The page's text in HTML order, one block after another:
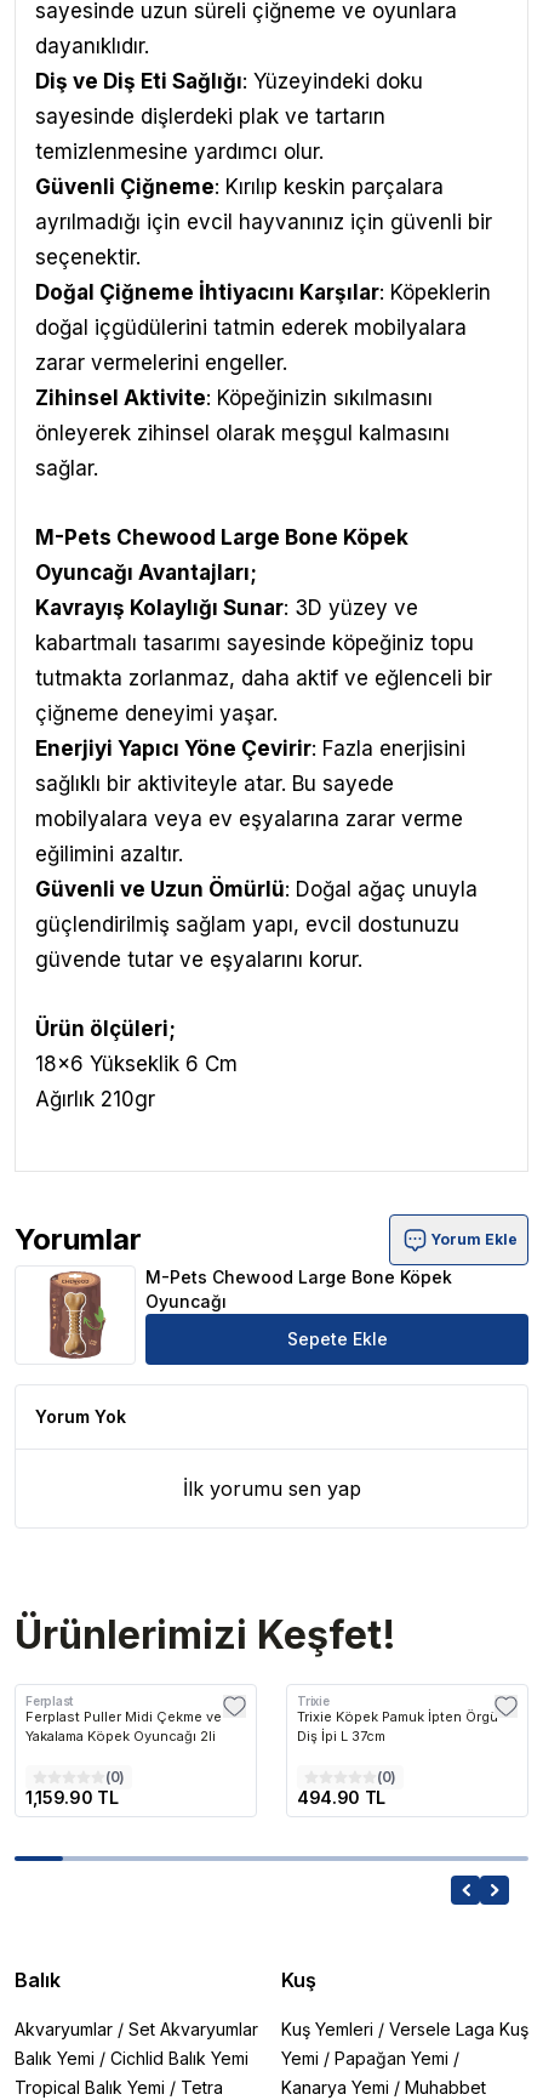
sayesinde uzun süreli çiğneme ve oyunlara
dayanıklıdır.
Diş ve Diş Eti Sağlığı: Yüzeyindeki doku
sayesinde dişlerdeki plak ve tartarın
temizlenmesine yardımcı olur.
Güvenli Çiğneme: Kırılıp keskin parçalara
ayrılmadığı için evcil hayvanınız için güvenli bir
seçenektir.
Doğal Çiğneme İhtiyacını Karşılar: Köpeklerin
doğal içgüdülerini tatmin ederek mobilyalara
zarar vermelerini engeller.
Zihinsel Aktivite: Köpeğinizin sıkılmasını
önleyerek zihinsel olarak meşgul kalmasını
sağlar.
M-Pets Chewood Large Bone Köpek
Oyuncağı Avantajları;
Kavrayış Kolaylığı Sunar: 3D yüzey ve
kabartmalı tasarımı sayesinde köpeğiniz topu
tutmakta zorlanmaz, daha aktif ve eğlenceli bir
çiğneme deneyimi yaşar.
Enerjiyi Yapıcı Yöne Çevirir: Fazla enerjisini
sağlıklı bir aktiviteyle atar. Bu sayede
mobilyalara veya ev eşyalarına zarar verme
eğilimini azaltır.
Güvenli ve Uzun Ömürlü: Doğal ağaç unuyla
güçlendirilmiş sağlam yapı, evcil dostunuzu
güvende tutar ve eşyalarını korur.
Ürün ölçüleri;
18x6 Yükseklik 6 Cm
Ağırlık 210gr
Yorumlar
M-Pets Chewood Large Bone Köpek Oyuncağı Ürün
Yorum Ekle
M-Pets Chewood Large Bone Köpek
Oyuncağı
Sepete Ekle
Yorum Yok
İlk yorumu sen yap
Ürünlerimizi Keşfet!
Ferplast
Ferplast Puller Midi Çekme ve
Yakalama Köpek Oyuncağı 2li
(0)
1,159.90 TL
Trixie
Trixie Köpek Pamuk İpten Örgü
Diş İpi L 37cm
(0)
494.90 TL
Balık
Akvaryumlar / Set Akvaryumlar
Balık Yemi / Cichlid Balık Yemi
Tropical Balık Yemi / Tetra
Kuş
Kuş Yemleri / Versele Laga Kuş
Yemi / Papağan Yemi /
Kanarya Yemi / Muhabbet